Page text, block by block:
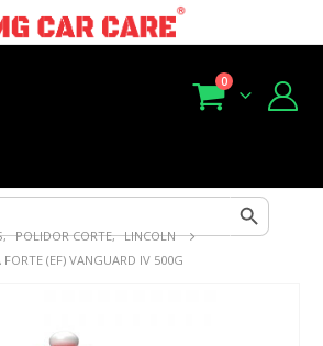
Search Button
0
, POLIDOR CORTE, LINCOLN
(EF) VANGUARD IV 500G